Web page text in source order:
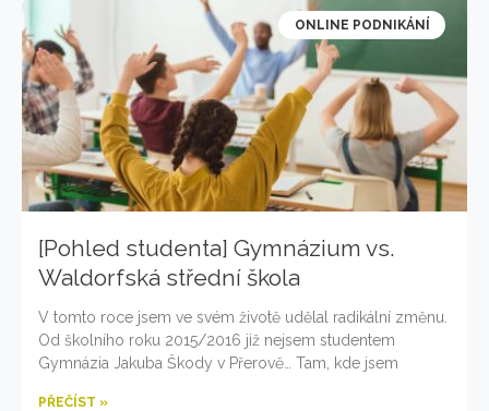
ONLINE PODNIKÁNÍ
[Pohled studenta] Gymnázium vs.
Waldorfská střední škola
V tomto roce jsem ve svém životě udělal radikální změnu.
Od školního roku 2015/2016 již nejsem studentem
Gymnázia Jakuba Škody v Přerově… Tam, kde jsem
PŘEČÍST »